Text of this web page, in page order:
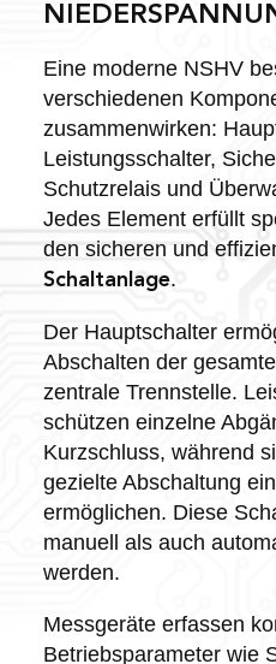
Eine moderne NSHV
verschiedenen
zusammenwirken:
Leistungsschalter,
Schutzrelais und
Jedes Element erfüllt
den sicheren und
Schaltanlage.
Der Hauptschalter
Abschalten der
zentrale Trennstelle.
schützen einzelne
Kurzschluss, während
gezielte Abschaltung
ermöglichen. Diese
manuell als auch
werden.
Messgeräte erfassen
Betriebsparameter wie